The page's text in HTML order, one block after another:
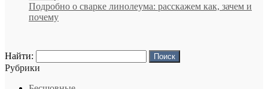
Подробно о сварке линолеума: расскажем как, зачем и
почему
Найти:
Рубрики